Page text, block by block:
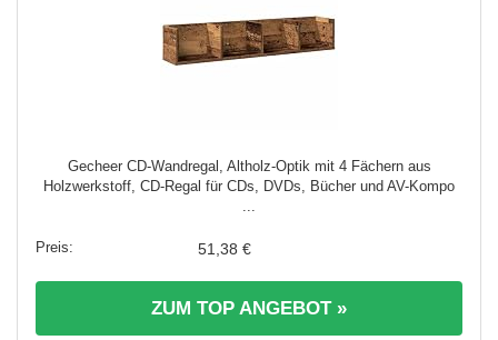
Gecheer CD-Wandregal, Altholz-Optik mit 4 Fächern aus
Holzwerkstoff, CD-Regal für CDs, DVDs, Bücher und AV-Kompo
...
51,38 €
ZUM TOP ANGEBOT »